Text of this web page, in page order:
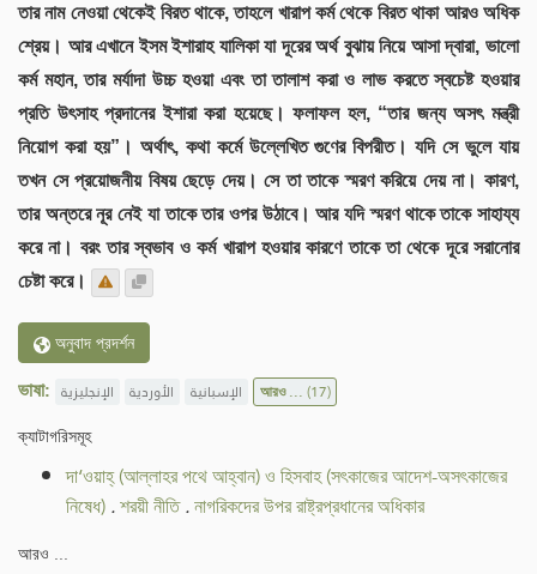
তার নাম নেওয়া থেকেই বিরত থাকে, তাহলে খারাপ কর্ম থেকে বিরত থাকা আরও অধিক
শ্রেয়। আর এখানে ইসম ইশারাহ যালিকা যা দূরের অর্থ বুঝায় নিয়ে আসা দ্বারা, ভালো
কর্ম মহান, তার মর্যাদা উচ্চ হওয়া এবং তা তালাশ করা ও লাভ করতে স্বচেষ্ট হওয়ার
প্রতি উৎসাহ প্রদানের ইশারা করা হয়েছে। ফলাফল হল, “তার জন্য অসৎ মন্ত্রী
নিয়োগ করা হয়”। অর্থাৎ, কথা কর্মে উল্লেখিত গুণের বিপরীত। যদি সে ভুলে যায়
তখন সে প্রয়োজনীয় বিষয় ছেড়ে দেয়। সে তা তাকে স্মরণ করিয়ে দেয় না। কারণ,
তার অন্তরে নূর নেই যা তাকে তার ওপর উঠাবে। আর যদি স্মরণ থাকে তাকে সাহায্য
করে না। বরং তার স্বভাব ও কর্ম খারাপ হওয়ার কারণে তাকে তা থেকে দূরে সরানোর
চেষ্টা করে।
অনুবাদ প্রদর্শন
ভাষা: الإنجليزية الأوردية الإسبانية আরও ...(17)
ক্যাটাগরিসমূহ
দা‘ওয়াহ্ (আল্লাহর পথে আহ্বান) ও হিসবাহ (সৎকাজের আদেশ-অসৎকাজের
নিষেধ).শরয়ী নীতি.নাগরিকদের উপর রাষ্ট্রপ্রধানের অধিকার
আরও ...